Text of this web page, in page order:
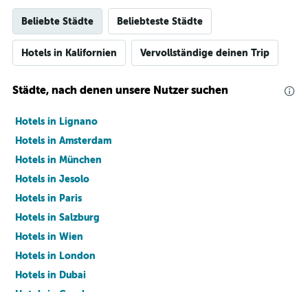
Beliebte Städte Beliebteste Städte
Hotels in Kalifornien Vervollständige deinen Trip
Städte, nach denen unsere Nutzer suchen
Hotels in Lignano
Hotels in Amsterdam
Hotels in München
Hotels in Jesolo
Hotels in Paris
Hotels in Salzburg
Hotels in Wien
Hotels in London
Hotels in Dubai